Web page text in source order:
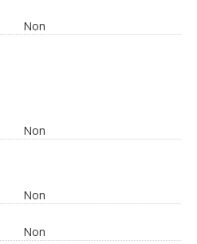
Non
Non
Non
Non